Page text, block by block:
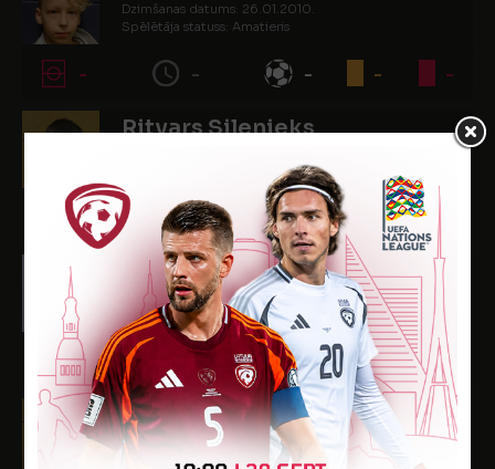
Dzimšanas datums: 26.01.2010.
Spēlētāja statuss: Amatieris
- - - - -
Ritvars Silenieks
Spēlētāja statuss: Amatieris
- - 1
Jānis Strazdiņš
Dzimšanas datums: 19.08.2011.
Spēlētāja statuss: Amatieris
- - - - -
Raitis Šeidlers
Dzimšanas datums: 02.02.2010.
Spēlētāja statuss: Amatieris